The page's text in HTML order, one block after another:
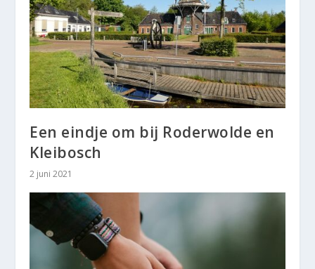
Een eindje om bij Roderwolde en
Kleibosch
2 juni 2021